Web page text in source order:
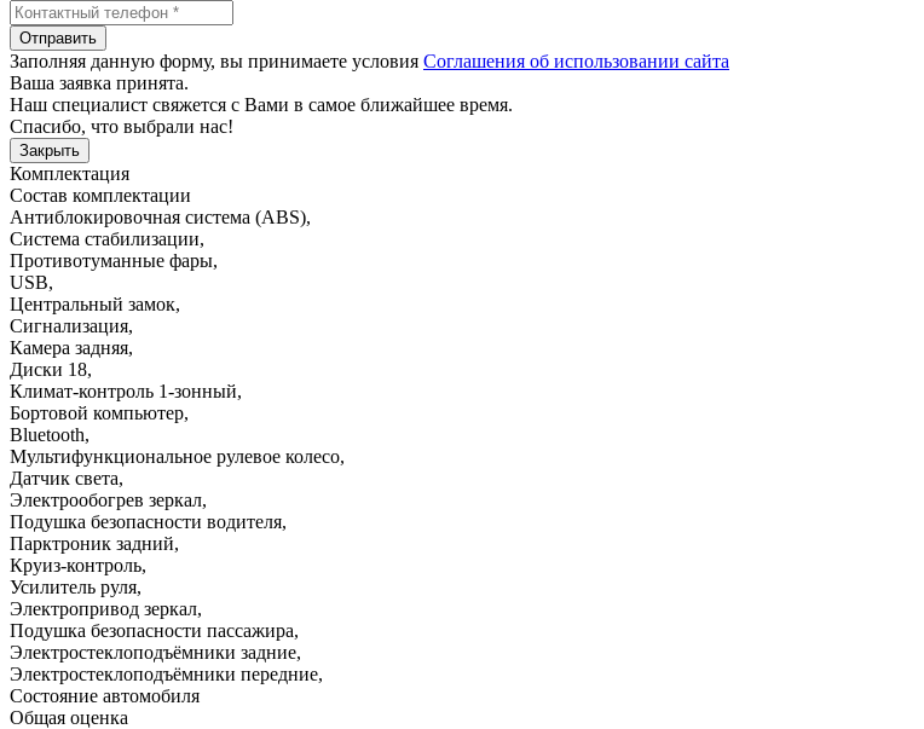
Отправить
Заполняя данную форму, вы принимаете условия Соглашения об использовании сайта
Ваша заявка принята.
Наш специалист свяжется с Вами в самое ближайшее время.
Спасибо, что выбрали нас!
Закрыть
Комплектация
Состав комплектации
Антиблокировочная система (ABS),
Система стабилизации,
Противотуманные фары,
USB,
Центральный замок,
Сигнализация,
Камера задняя,
Диски 18,
Климат-контроль 1-зонный,
Бортовой компьютер,
Bluetooth,
Мультифункциональное рулевое колесо,
Датчик света,
Электрообогрев зеркал,
Подушка безопасности водителя,
Парктроник задний,
Круиз-контроль,
Усилитель руля,
Электропривод зеркал,
Подушка безопасности пассажира,
Электростеклоподъёмники задние,
Электростеклоподъёмники передние,
Состояние автомобиля
Общая оценка